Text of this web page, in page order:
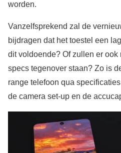
worden.
Vanzelfsprekend zal de
bijdragen dat het toestel een
dit voldoende? Of zullen er
specs tegenover staan? Zo is
range telefoon qua
de camera set-up en de